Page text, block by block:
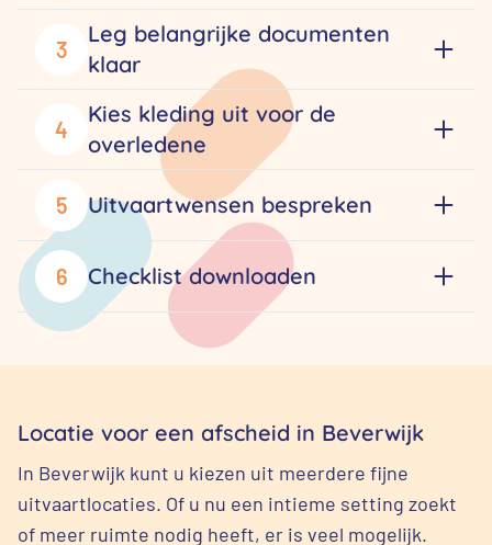
3
Leg belangrijke documenten
klaar
4
Kies kleding uit voor de
overledene
5 Uitvaartwensen bespreken
6 Checklist downloaden
Locatie voor een afscheid in Beverwijk
In Beverwijk kunt u kiezen uit meerdere fijne
uitvaartlocaties. Of u nu een intieme setting zoekt
of meer ruimte nodig heeft, er is veel mogelijk.